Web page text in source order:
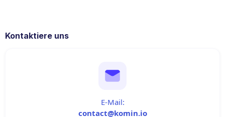
Kontaktiere uns
E-Mail:
contact@komin.io